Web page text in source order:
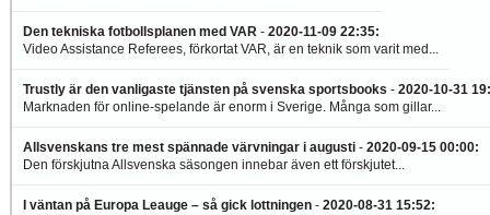
Den tekniska fotbollsplanen med VAR - 2020-11-09 22:35:
Video Assistance Referees, förkortat VAR, är en teknik som varit med...
Trustly är den vanligaste tjänsten på svenska sportsbooks - 2020-10-31
Marknaden för online-spelande är enorm i Sverige. Många som gillar...
Allsvenskans tre mest spännade värvningar i augusti - 2020-09-15 00:00:
Den förskjutna Allsvenska säsongen innebar även ett förskjutet...
I väntan på Europa Leauge – så gick lottningen - 2020-08-31 15:52: